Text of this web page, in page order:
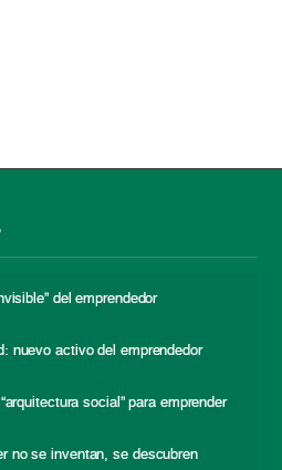
del emprendedor
nuevo activo del emprendedor
social” para emprender
no se inventan, se descubren